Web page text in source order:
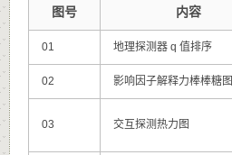
图号 内容
01 地理探测器 q 值排序
02 影响因子解释力棒棒糖图
03 交互探测热力图